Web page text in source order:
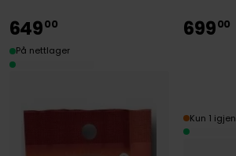
64900
På nettlager
69900
Kun 1 igjen